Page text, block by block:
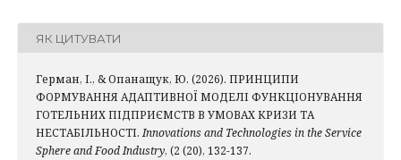
ЯК ЦИТУВАТИ
Герман, І., & Опанащук, Ю. (2026). ПРИНЦИПИ
ФОРМУВАННЯ АДАПТИВНОЇ МОДЕЛІ ФУНКЦІОНУВАННЯ
ГОТЕЛЬНИХ ПІДПРИЄМСТВ В УМОВАХ КРИЗИ ТА
НЕСТАБІЛЬНОСТІ.Innovations and Technologies in the Service
Sphere and Food Industry, (2 (20), 132-137.